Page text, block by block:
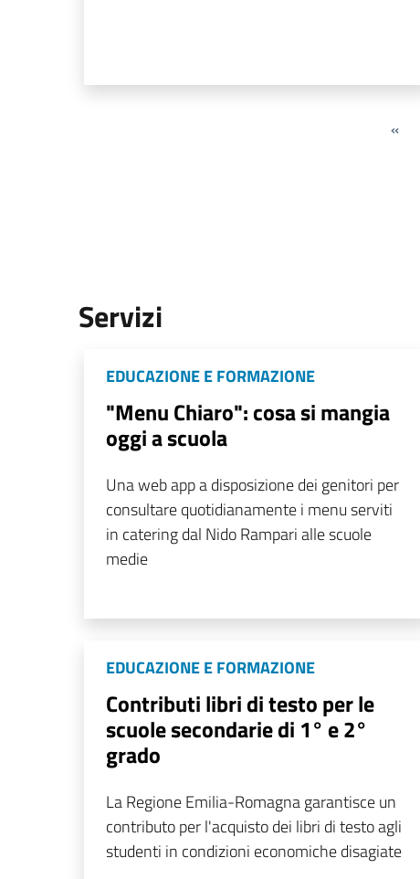
«
Servizi
EDUCAZIONE E FORMAZIONE
"Menu Chiaro": cosa si mangia
oggi a scuola
Una web app a disposizione dei genitori per
consultare quotidianamente i menu serviti
in catering dal Nido Rampari alle scuole
medie
EDUCAZIONE E FORMAZIONE
Contributi libri di testo per le
scuole secondarie di 1° e 2°
grado
La Regione Emilia-Romagna garantisce un
contributo per l'acquisto dei libri di testo agli
studenti in condizioni economiche disagiate